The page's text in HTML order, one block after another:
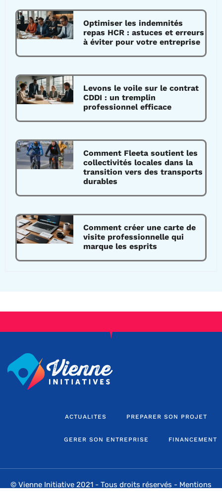
Optimiser les indemnités
repas HCR : astuces et erreurs
à éviter pour votre entreprise
Levons le voile sur le contrat
CDDI : un tremplin
professionnel efficace
Comment Fleeta soutient les
collectivités locales dans la
transition vers des transports
durables
Comment créer une carte de
visite professionnelle qui
marque les esprits
ACTUALITES PREPARER SON PROJET
GERER SON ENTREPRISE FINANCEMENT
© Vienne Initiative 2021 - Tous droits réservés - Mentions